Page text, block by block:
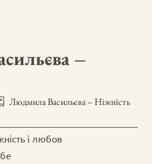
–
Людмила Васильєва – Ніжність
і любов